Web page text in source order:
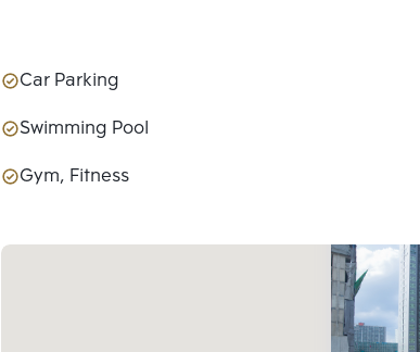
Car Parking
Swimming Pool
Gym, Fitness